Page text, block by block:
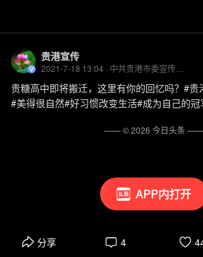
APP内打开
贵港宣传
贵糖高中即将搬迁，这里有你的回忆吗？#
#美得很自然#好习惯改变生活#成为自己的冠
分享 4
—— ©2026 今日头条——